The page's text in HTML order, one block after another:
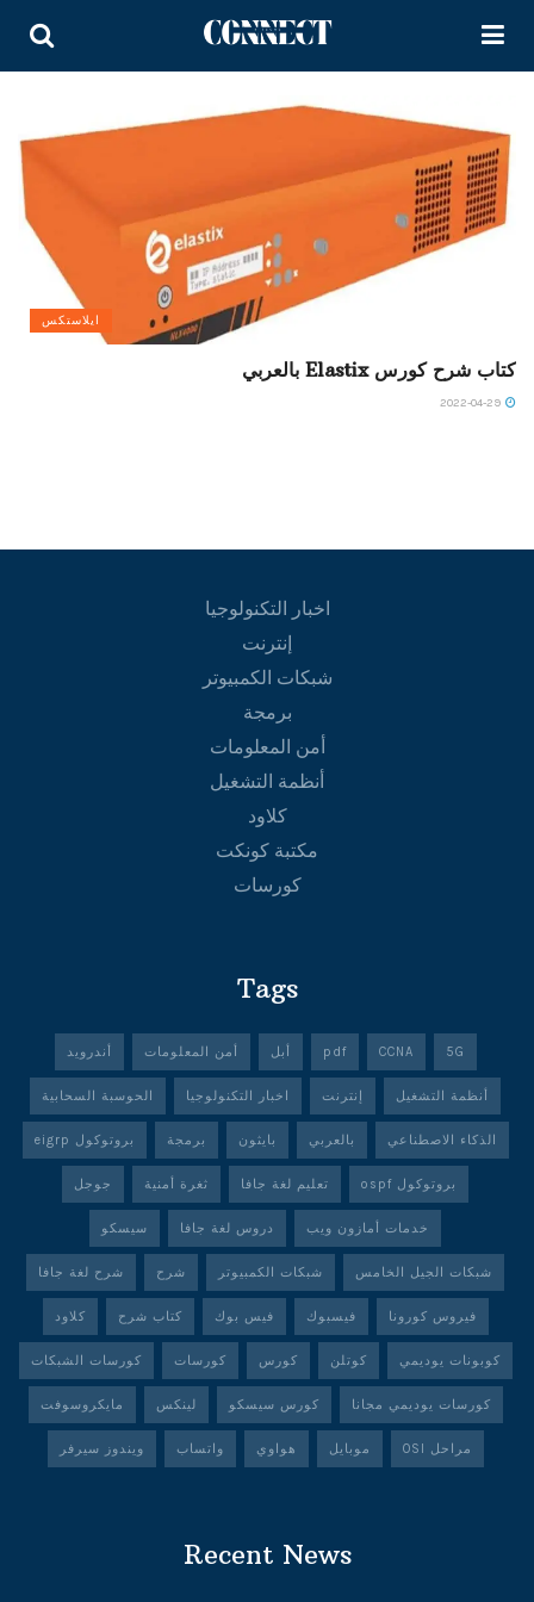
ايلاستكس
كتاب شرح كورس Elastix بالعربي
اخبار التكنولوجيا
إنترنت
شبكات الكمبيوتر
برمجة
أمن المعلومات
أنظمة التشغيل
كلاود
مكتبة كونكت
كورسات
Tags
5G
CCNA
pdf أبل أمن المعلومات أندرويد
أنظمة التشغيل إنترنت اخبار التكنولوجيا الحوسبة السحابية
الذكاء الاصطناعي بالعربي بايثون برمجة بروتوكول eigrp
بروتوكول ospf تعليم لغة جافا ثغرة أمنية جوجل
خدمات أمازون ويب دروس لغة جافا سيسكو
شبكات الجيل الخامس شبكات الكمبيوتر شرح شرح لغة جافا
فيروس كورونا فيسبوك فيس بوك كتاب شرح كلاود
كوبونات يوديمي كوتلن كورس كورسات كورسات الشبكات
كورسات يوديمي مجانا كورس سيسكو لينكس مايكروسوفت
مراحل OSI موبايل هواوي واتساب ويندوز سيرفر
Recent News